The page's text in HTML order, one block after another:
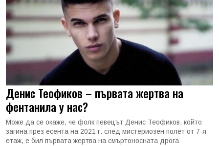
Денис Теофиков – първата жертва на
фентанила у нас?
Може да се окаже, че фолк певецът Денис Теофиков, който
загина през есента на 2021 г. след мистериозен полет от 7-я
етаж, е бил първата жертва на смъртоносната дрога